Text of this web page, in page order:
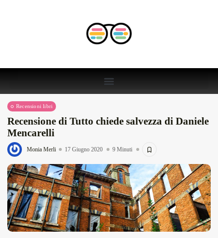
Recensioni libri
Recensione di Tutto chiede salvezza di Daniele
Mencarelli
Monia Merli 17 Giugno 2020 9 Minuti